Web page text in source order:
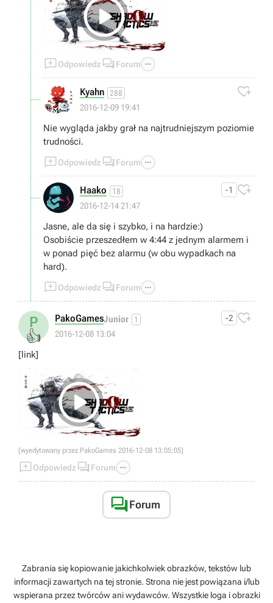

Odpowiedz  Forum 
Kyahn 288
2016-12-09 19:41

Nie wygląda jakby grał na najtrudniejszym poziomie
trudności.
Odpowiedz  Forum 
Haako 18
2016-12-14 21:47
-1 
Jasne, ale da się i szybko, i na hardzie:)
Osobiście przeszedłem w 4:44 z jednym alarmem i
w ponad pięć bez alarmu (w obu wypadkach na
hard).
Odpowiedz  Forum 
P
👍
PakoGamesJunior 1
2016-12-08 13:04
-2 
[link]

[wyedytowany przez PakoGames 2016-12-08 13:05:05]
Odpowiedz  Forum 
Forum
Zabrania się kopiowanie jakichkolwiek obrazków, tekstów lub
informacji zawartych na tej stronie. Strona nie jest powiązana i/lub
wspierana przez twórców ani wydawców. Wszystkie loga i obrazki